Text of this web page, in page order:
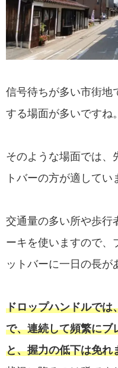
信号待ちが多い市街地
する場面が多いですね。
そのような場面では、
トバーの方が適してい
交通量の多い所や歩行
ーキを使いますので、
ットバーに一日の長が
ドロップハンドルでは
で、連続して頻繁にブ
と、握力の低下は免れ